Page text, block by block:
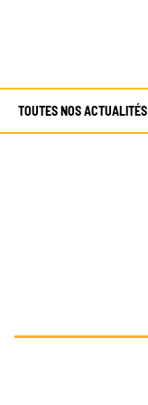
TOUTES NOS ACTUALITÉS